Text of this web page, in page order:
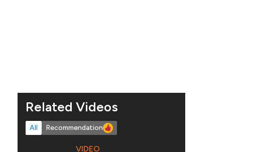
Related Videos
All Recommendation
VIDEO